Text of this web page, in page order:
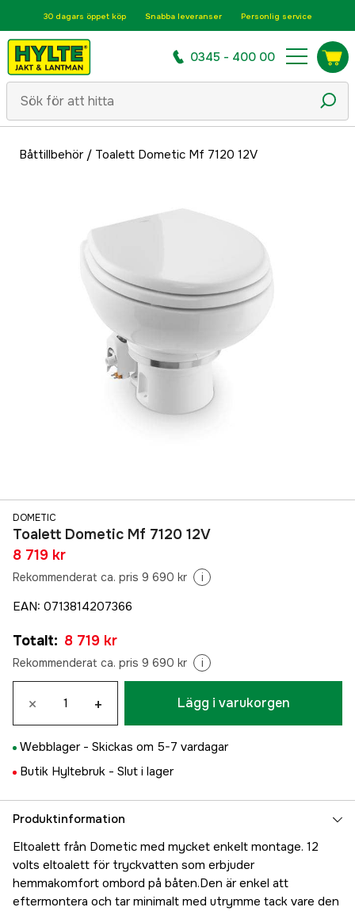
30 dagars öppet köp Snabba leveranser Personlig service
0345 - 400 00
Båttillbehör/ Toalett Dometic Mf 7120 12V
DOMETIC
Toalett Dometic Mf 7120 12V
8 719 kr
Rekommenderat ca. pris 9 690 kr i
EAN: 0713814207366
Totalt: 8 719 kr
Rekommenderat ca. pris 9 690 kr i
× + Lägg i varukorgen
Webblager - Skickas om 5-7 vardagar
Butik Hyltebruk - Slut i lager
Produktinformation
Eltoalett från Dometic med mycket enkelt montage. 12
volts eltoalett för tryckvatten som erbjuder
hemmakomfort ombord på båten.Den är enkel att
eftermontera och tar minimalt med utrymme tack vare den